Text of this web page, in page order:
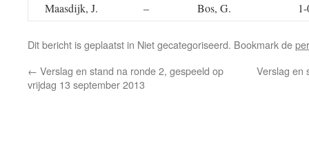
Maasdijk, J.
– Bos, G.
Dit bericht is geplaatst in Niet gecategoriseerd. Bookmark de
← Verslag en stand na ronde 2, gespeeld op
vrijdag 13 september 2013
Verslag en